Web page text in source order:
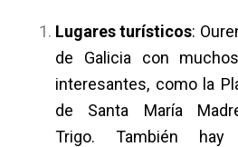
Lugares turísticos:
de Galicia con
interesantes, como la
de Santa María
Trigo. También hay